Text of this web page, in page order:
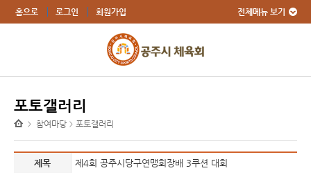
홈으로 로그인 회원가입 전체메뉴 보기
포토갤러리
> 참여마당 > 포토갤러리
제목 제4회 공주시당구연맹회장배 3쿠션 대회